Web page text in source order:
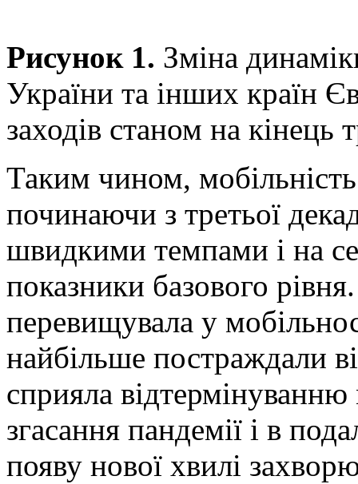
Рисунок 1. Зміна
України та інших країн
заходів станом на кінець
Таким чином,
починаючи з третьої
швидкими темпами і на
показники базового
перевищувала у
найбільше постраждали
сприяла
згасання пандемії і в
появу нової хвилі